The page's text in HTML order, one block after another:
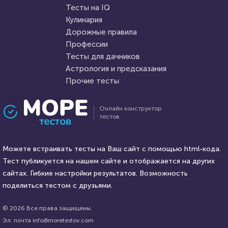
14 сентября 2020 4708
Прочие тесты
Илья Кузнецов HTML - код
14 мая 2021
Проходили 1226 раз
Аниме подруга
Онлайн конструктор
тестов
Можете встраивать тесты на Ваш сайт с помощью html-кода.
Тест публикуется на нашем сайте и отображается на других
сайтах. Гибкие настройки результатов. Возможность
поделиться тестом с друзьями.
© 2026 Все права защищены.
Эл. почта info@moretestov.com
Тесты на IQ
Кулинария
Дорожные правила
Профессии
Тесты для дачников
Астрология и предсказания
Прочие тесты